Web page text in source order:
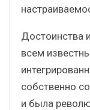
Достоинства
всем
собственно
и была